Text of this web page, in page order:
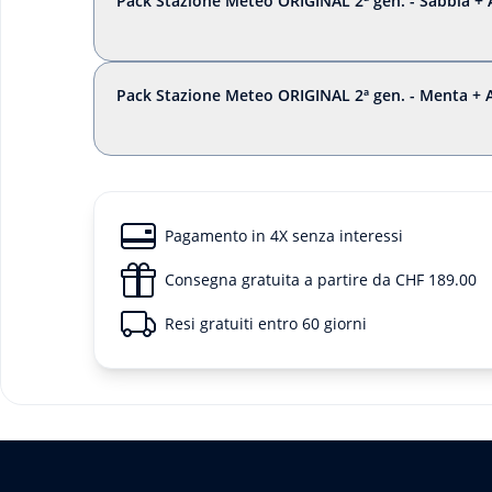
Pack Stazione Meteo ORIGINAL 2ª gen. - Menta +
Pagamento in 4X senza interessi
Consegna gratuita a partire da CHF 189.00
Resi gratuiti entro 60 giorni